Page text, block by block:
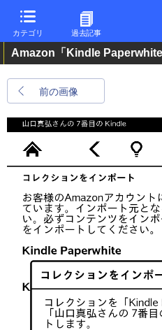
カテゴリ 過去記事
Amazon「Kindle Paperwhite
前の画像